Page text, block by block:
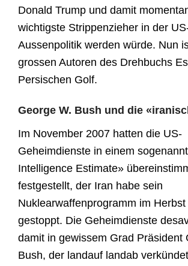
Donald Trump und damit
wichtigste Strippenzieher in der
Aussenpolitik werden würde. Nun
grossen Autoren des Drehbuchs
Persischen Golf.
George W. Bush und die
Im November 2007 hatten die US-
Geheimdienste in einem
Intelligence Estimate»
festgestellt, der Iran habe sein
Nuklearwaffenprogramm im
gestoppt. Die Geheimdienste
damit in gewissem Grad Präsident
Bush, der landauf landab